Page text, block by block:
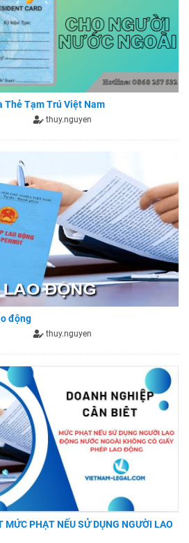
Thẻ Tạm Trú Việt Nam
thuy.nguyen
động
thuy.nguyen
MỨC PHẠT NẾU SỬ DỤNG NGƯỜI LAO